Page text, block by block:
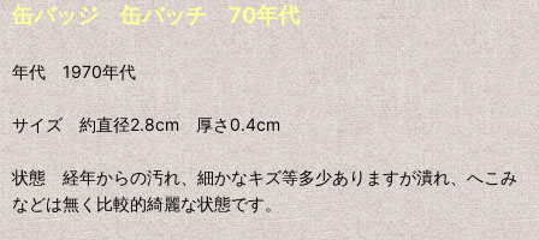
缶バッジ 缶バッチ 70年代
年代 1970年代
サイズ 約直径2.8cm 厚さ0.4cm
状態 経年からの汚れ、細かなキズ等多少ありますが潰れ、へこみ
などは無く比較的綺麗な状態です。